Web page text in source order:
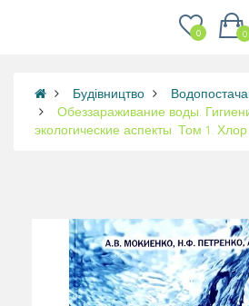
0
0
Будівництво
Обеззараживание воды.
экологические аспекты. Том 1.